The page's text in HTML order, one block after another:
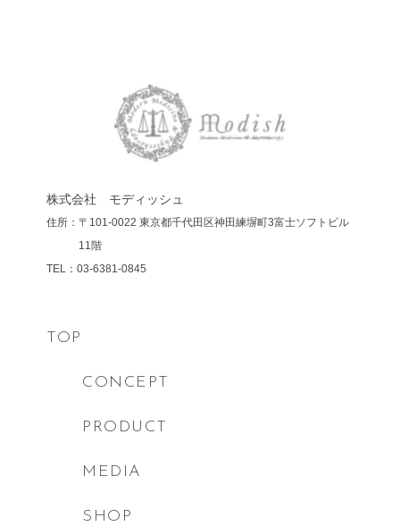
株式会社 モディッシュ
住所：〒101-0022 東京都千代田区神田練塀町3富士ソフトビル
11階
TEL：03-6381-0845
TOP
CONCEPT
PRODUCT
MEDIA
SHOP